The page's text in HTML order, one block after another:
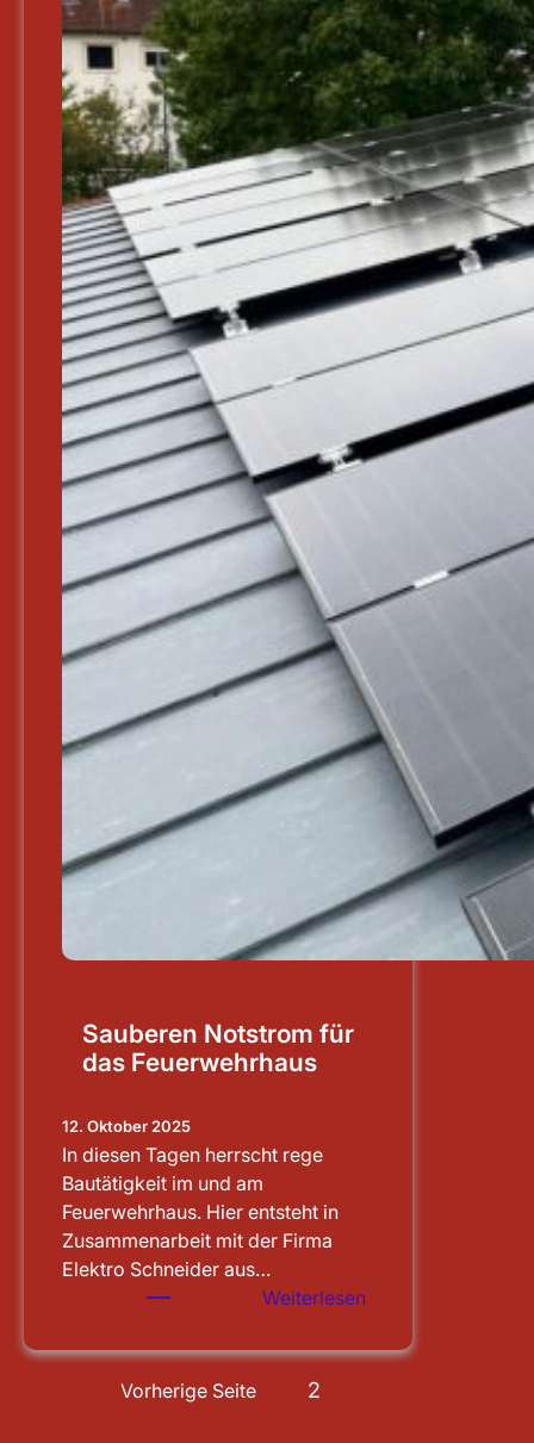
Sauberen Notstrom für
das Feuerwehrhaus
12. Oktober 2025
In diesen Tagen herrscht rege
Bautätigkeit im und am
Feuerwehrhaus. Hier entsteht in
Zusammenarbeit mit der Firma
Elektro Schneider aus…
Weiterlesen
Notstrom
Vorherige Seite 2